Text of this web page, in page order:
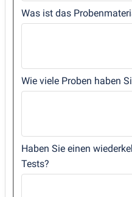
Was ist das
Wie viele Proben haben
Haben Sie einen
Tests?